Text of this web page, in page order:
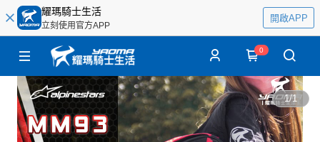
耀瑪騎士生活
立刻使用官方APP
開啟APP
0
1/1